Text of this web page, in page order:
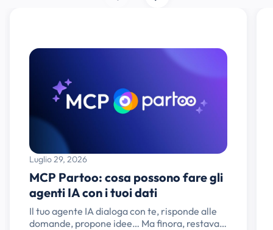
Luglio 29, 2026
MCP Partoo: cosa possono fare gli
agenti IA con i tuoi dati
Il tuo agente IA dialoga con te, risponde alle
domande, propone idee… Ma finora, restava…